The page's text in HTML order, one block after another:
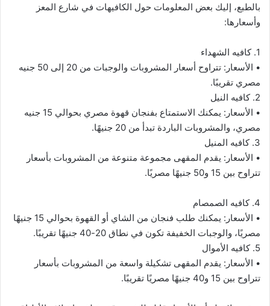
بالطبع، إليك بعض المعلومات حول الكافيهات في شارع المعز
وأسعارها:
1. كافيه الشهداء
• الأسعار: تتراوح أسعار المشروبات والوجبات من 20 إلى 50 جنيه
مصري تقريبًا.
2. كافيه النيل
• الأسعار: يمكنك الاستمتاع بفنجان قهوة مصري بحوالي 15 جنيه
مصري، والمشروبات الباردة تبدأ من 20 جنيهًا.
3. كافيه المنيل
• الأسعار: يقدم المقهى مجموعة متنوعة من المشروبات بأسعار
تتراوح بين 15 و50 جنيهًا مصريًا.
4. كافيه الصمصام
• الأسعار: يمكنك طلب فنجان من الشاي أو القهوة بحوالي 15 جنيهًا
مصريًا، والوجبات الخفيفة تكون في نطاق 20-40 جنيهًا تقريبًا.
5. كافيه الأموال
• الأسعار: يقدم المقهى تشكيلة واسعة من المشروبات بأسعار
تتراوح بين 15 و40 جنيهًا مصريًا تقريبًا.